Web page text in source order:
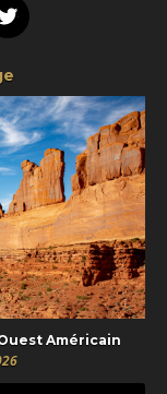
Twitter
Américain